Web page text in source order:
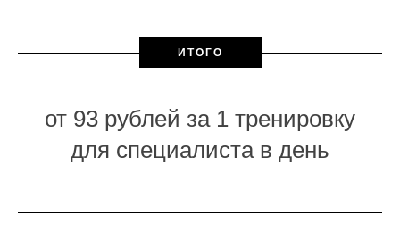
ИТОГО
от 93 рублей за 1 тренировку
для специалиста в день